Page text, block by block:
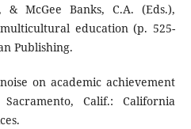
McGee Banks, C.A. (Eds.),
education (p. 525-
Publishing.
on academic achievement
Calif.: California